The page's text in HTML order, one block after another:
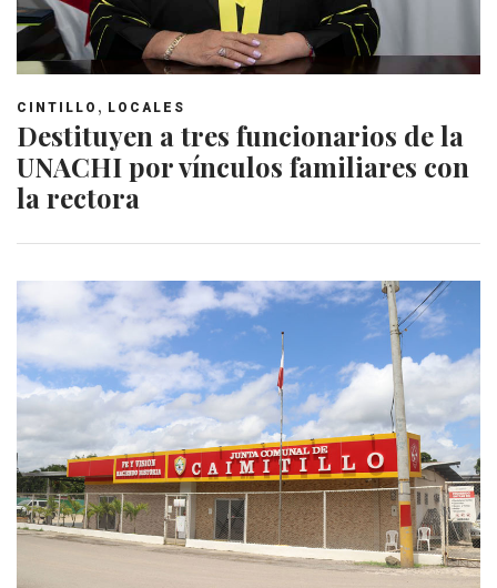
CINTILLO , LOCALES
Destituyen a tres funcionarios de la
UNACHI por vínculos familiares con
la rectora